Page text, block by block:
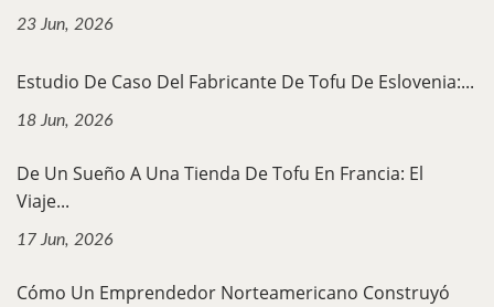
23 Jun, 2026
Estudio De Caso Del Fabricante De Tofu De Eslovenia:...
18 Jun, 2026
De Un Sueño A Una Tienda De Tofu En Francia: El
Viaje...
17 Jun, 2026
Cómo Un Emprendedor Norteamericano Construyó